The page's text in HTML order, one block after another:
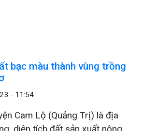
bạc màu thành vùng trồng
- 11:54
Cam Lộ (Quảng Trị) là địa
diện tích đất sản xuất nông